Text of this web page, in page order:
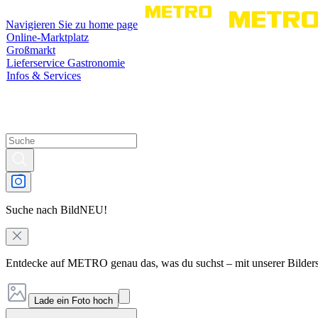
Navigieren Sie zu home page
Online-Marktplatz
Großmarkt
Lieferservice Gastronomie
Infos & Services
Suche nach BildNEU!
Entdecke auf METRO genau das, was du suchst – mit unserer
Lade ein Foto hoch